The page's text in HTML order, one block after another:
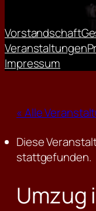
Vorstandschaft
Veranstaltungen
Impressum
« Alle
Diese
stattgefunden.
Umzug